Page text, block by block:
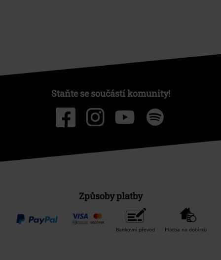
Staňte se součástí komunity!
Způsoby platby
Bankovní převod Platba na dobírku